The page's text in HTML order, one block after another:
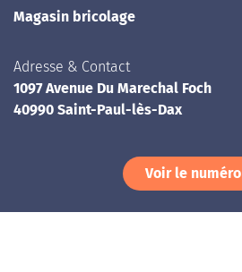
Magasin bricolage
Adresse & Contact
1097 Avenue Du Marechal Foch
40990 Saint-Paul-lès-Dax
Voir le numéro